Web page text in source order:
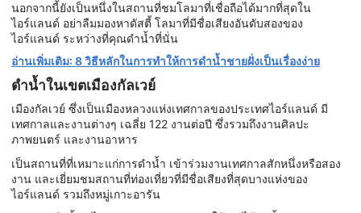
นอกจากนี้ยังเป็นหนึ่งในสถานที่ชมโลมาที่เชื่อถือได้มากที่สุดใน
ไอร์แลนด์ อย่าลืมมองหาดัสตี้ โลมาที่มีชื่อเสียงอันดับสองของ
ไอร์แลนด์ ระหว่างที่คุณดำน้ำที่นั่น
อ่านเพิ่มเติม: 8 วิธีหลักในการทำให้การดำน้ำชายฝั่งเป็นเรื่องง่าย
ดำน้ำในเขตเมืองกัลเวย์
เมืองกัลเวย์ ซึ่งเป็นเมืองหลวงแห่งเทศกาลของประเทศไอร์แลนด์ มี
เทศกาลและงานต่างๆ เฉลี่ย 122 งานต่อปี ซึ่งรวมถึงงานศิลปะ
ภาพยนตร์ และงานอาหาร
เป็นสถานที่ที่เหมาะแก่การดำน้ำ เข้าร่วมงานเทศกาลสักหนึ่งหรือสอง
งาน และเยี่ยมชมสถานที่ท่องเที่ยวที่มีชื่อเสียงที่สุดบางแห่งของ
ไอร์แลนด์ รวมถึงหมู่เกาะอารัน